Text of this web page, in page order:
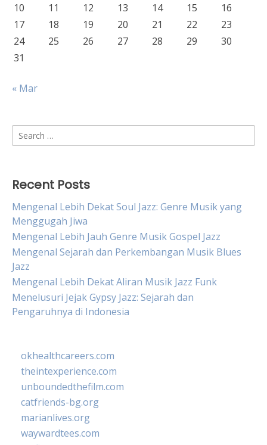
10
11 12 13 14 15
16
17
18 19 20 21 22
23
24
25 26 27 28 29
30
31
« Mar
Search
for:
Recent Posts
Mengenal Lebih Dekat Soul Jazz: Genre Musik yang
Menggugah Jiwa
Mengenal Lebih Jauh Genre Musik Gospel Jazz
Mengenal Sejarah dan Perkembangan Musik Blues
Jazz
Mengenal Lebih Dekat Aliran Musik Jazz Funk
Menelusuri Jejak Gypsy Jazz: Sejarah dan
Pengaruhnya di Indonesia
okhealthcareers.com
theintexperience.com
unboundedthefilm.com
catfriends-bg.org
marianlives.org
waywardtees.com